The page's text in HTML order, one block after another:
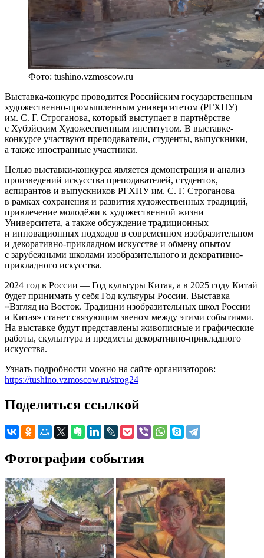
Фото: tushino.vzmoscow.ru
Выставка-конкурс проводится Российским государственным
художественно-промышленным университетом (РГХПУ)
им. С. Г. Строганова, который выступает в партнёрстве
с Хубэйским Художественным институтом. В выставке-
конкурсе участвуют преподаватели, студенты, выпускники,
а также иностранные участники.
Целью выставки-конкурса является демонстрация и анализ
произведений искусства преподавателей, студентов,
аспирантов и выпускников РГХПУ им. С. Г. Строганова
в рамках сохранения и развития художественных традиций,
привлечение молодёжи к художественной жизни
Университета, а также обсуждение традиционных
и инновационных подходов в современном изобразительном
и декоративно-прикладном искусстве и обмену опытом
с зарубежными школами изобразительного и декоративно-
прикладного искусства.
2024 год в России — Год культуры Китая, а в 2025 году Китай
будет принимать у себя Год культуры России. Выставка
«Взгляд на Восток. Традиции изобразительных школ России
и Китая» станет связующим звеном между этими событиями.
На выставке будут представлены живописные и графические
работы, скульптура и предметы декоративно-прикладного
искусства.
Узнать подробности можно на сайте организаторов:
https://tushino.vzmoscow.ru/strog24
Поделиться ссылкой
Фотографии события